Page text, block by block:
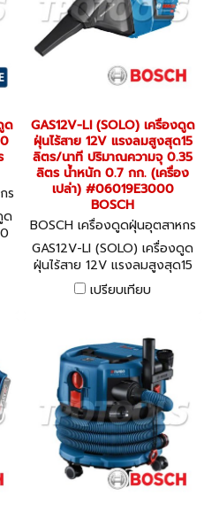
ด
ร
ด
GAS12V-LI (SOLO) เครื่องดูด
ฝุ่นไร้สาย 12V แรงลมสูงสุด15
ลิตร/นาที ปริมาณความจุ 0.35
ลิตร น้ำหนัก 0.7 กก. (เครื่อง
เปล่า) #06019E3000
BOSCH
BOSCH เครื่องดูดฝุ่นอุตสาหกร
รม GAS12V-LI (SOLO) (0601
9E3000)
GAS12V-LI (SOLO) เครื่องดูด
ฝุ่นไร้สาย 12V แรงลมสูงสุด15
ลิตร/นาที ปริมาณความจุ 0.35
ลิตร น้ำหนัก 0.7 กก. (เครื่อง
เปรียบเทียบ